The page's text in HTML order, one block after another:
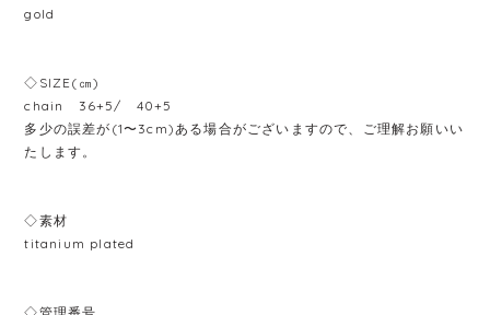
gold
◇SIZE(㎝)
chain 36+5/ 40+5
多少の誤差が(1〜3cm)ある場合がございますので、ご理解お願いい
たします。
◇素材
titanium plated